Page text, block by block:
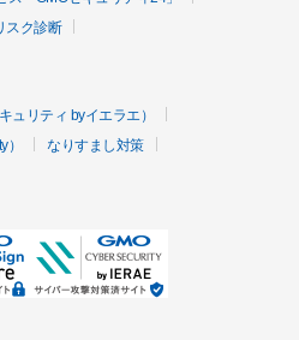
スク診断
ュリティ byイエラエ）
なりすまし対策